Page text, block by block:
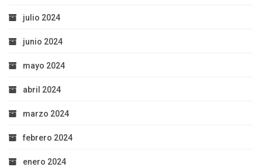
julio 2024
junio 2024
mayo 2024
abril 2024
marzo 2024
febrero 2024
enero 2024